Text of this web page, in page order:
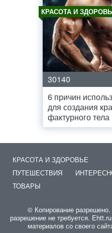
КРАСОТА И
30140
6 причин
для создания
фактурного тела
КРАСОТА И ЗДОРОВЬЕ
ПУТЕШЕСТВИЯ
ТОВАРЫ
© Копирование
разрешение не требуется.
материалов со своего